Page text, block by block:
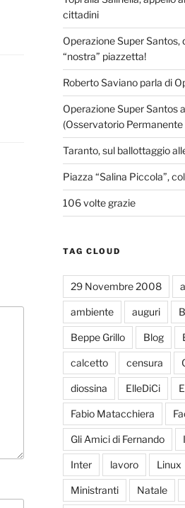
cittadini
Operazione Super Santos,
“nostra” piazzetta!
Roberto Saviano parla di
Operazione Super Santos
(Osservatorio Permanente
Taranto, sul ballottaggio
Piazza “Salina Piccola”,
106 volte grazie
TAG CLOUD
29 Novembre 2008
ambiente auguri
Beppe Grillo Blog
calcetto censura
diossina ElleDiCi
Fabio Matacchiera
Gli Amici di Fernando
Inter lavoro Linux
Ministranti Natale